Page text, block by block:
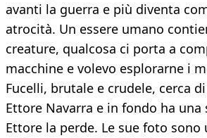
avanti la guerra e più diventa
atrocità. Un essere umano
creature, qualcosa ci porta a
macchine e volevo esplorarne i
Fucelli, brutale e crudele, cerca
Ettore Navarra e in fondo ha
Ettore la perde. Le sue foto sono